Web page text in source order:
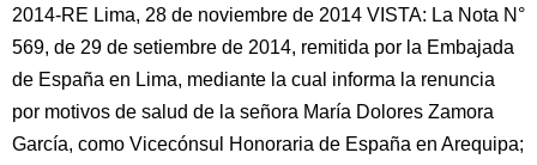
2014-RE Lima, 28 de noviembre de 2014 VISTA: La Nota N°
569, de 29 de setiembre de 2014, remitida por la Embajada
de España en Lima, mediante la cual informa la renuncia
por motivos de salud de la señora María Dolores Zamora
García, como Vicecónsul Honoraria de España en Arequipa;